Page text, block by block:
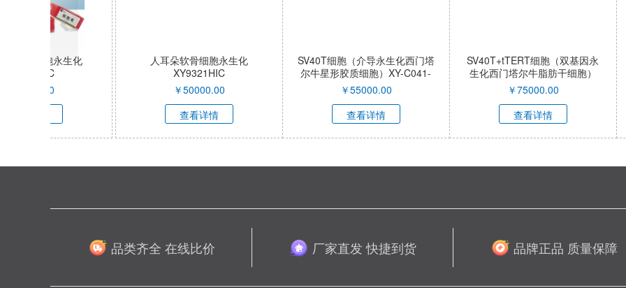
人耳朵软骨细胞永生化
XY9321HIC
￥
查看详情
SV40T细胞（介导永生化西门塔
尔牛星形胶质细胞）XY-C041-
￥
查看详情
SV40T+tTERT细胞（双基因永
生化西门塔尔牛脂肪干细胞）
XY-C040-QI
￥
查看详情
生化西门塔
￥
品类齐全 在线比价 厂家直发 快捷到货 品牌正品 质量保障